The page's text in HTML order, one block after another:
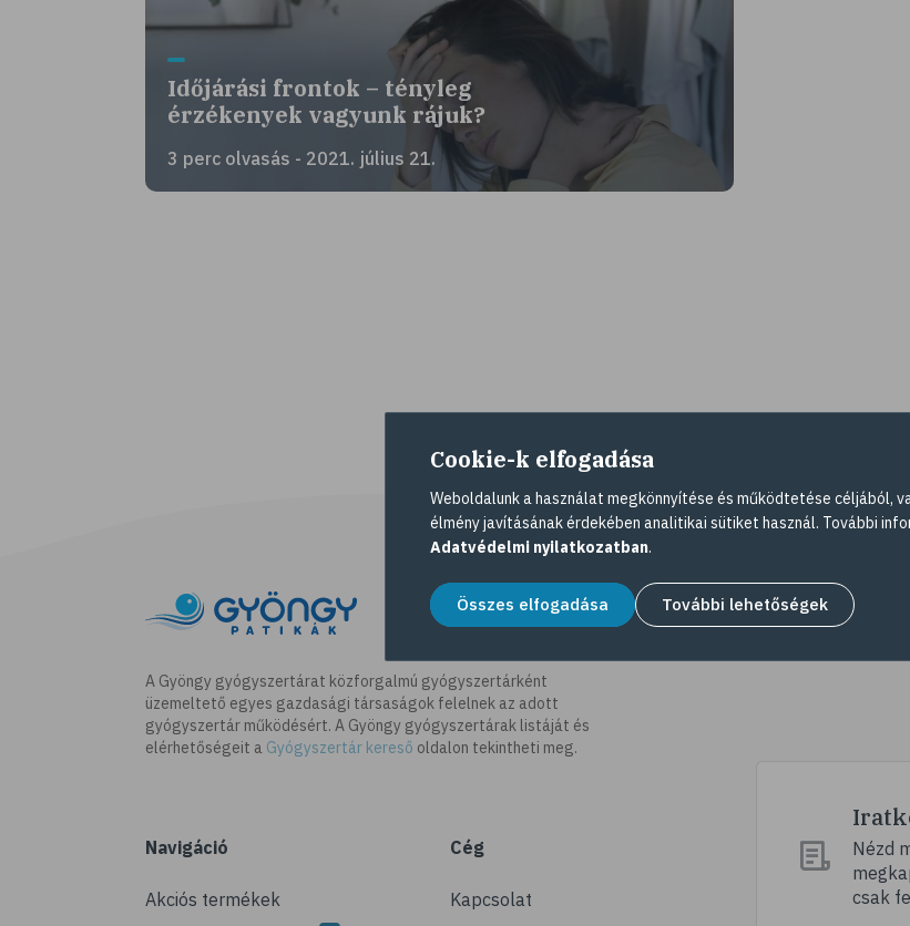
Időjárási frontok – tényleg
érzékenyek vagyunk rájuk?
3 perc olvasás - 2021. július 21.
A Gyöngy gyógyszertárat közforgalmú gyógyszertárként
üzemeltető egyes gazdasági társaságok felelnek az adott
gyógyszertár működésért. A Gyöngy gyógyszertárak listáját és
elérhetőségeit a Gyógyszertár kereső oldalon tekintheti meg.
Navigáció
Akciós termékek
Cég
Kapcsolat
Nézd
csak
Cookie-k elfogadása
Weboldalunk a használat megkönnyítése és működtetése céljából,
élmény javításának érdekében analitikai sütiket használ. További
Adatvédelmi nyilatkozatban.
Összes elfogadása További lehetőségek